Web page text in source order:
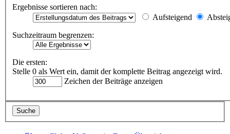
Ergebnisse sortieren nach:
Aufsteigend
Suchzeitraum begrenzen:
Die ersten:
Stelle 0 als Wert ein, damit der komplette Beitrag angezeigt wird.
Zeichen der Beiträge anzeigen